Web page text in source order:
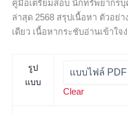
คู่มือเตรียมสอบ นักทรัพยากร
ล่าสุด 2568 สรุปเนื้อหา ตัวอย่
เดียว เนื้อหากระชับอ่านเข้าใจ
รูป
แบบ
Clear